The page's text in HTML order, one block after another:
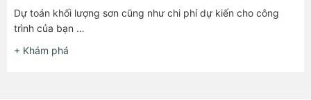
Dự toán khối lượng sơn cũng như chi phí dự kiến cho công
trình của bạn …
+ Khám phá